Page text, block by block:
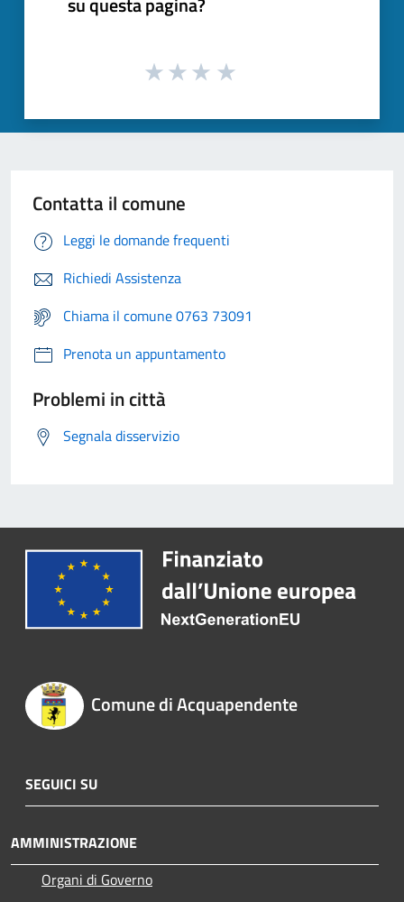
Contatta il comune
Leggi le domande frequenti
Richiedi Assistenza
Chiama il comune 0763 73091
Prenota un appuntamento
Problemi in città
Segnala disservizio
Comune di Acquapendente
SEGUICI SU
AMMINISTRAZIONE
Organi di Governo